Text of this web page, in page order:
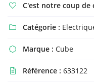
 Adresse email de
En cochant cette case, vous
 C'est notre coup de
 Catégorie :
 Marque : Cube
 Référence : 633122